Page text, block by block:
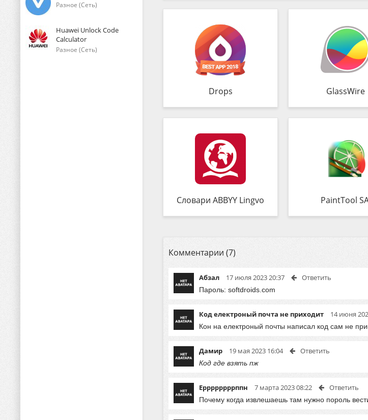
Разное (Сеть)
Huawei Unlock Code
Calculator
Разное (Сеть)
Drops GlassWire
Словари ABBYY Lingvo PaintTool
Комментарии (7)
Абзал 17 июля 2023 20:37 Ответить
Пароль: softdroids.com
Код електроный почта не приходит 14 июня
Кон на електроный почты написал код сам не
Дамир 19 мая 2023 16:04 Ответить
Код где взять пж
Еррррррррппн 7 марта 2023 08:22 Ответить
Почему когда извлешаешь там нужно пороль